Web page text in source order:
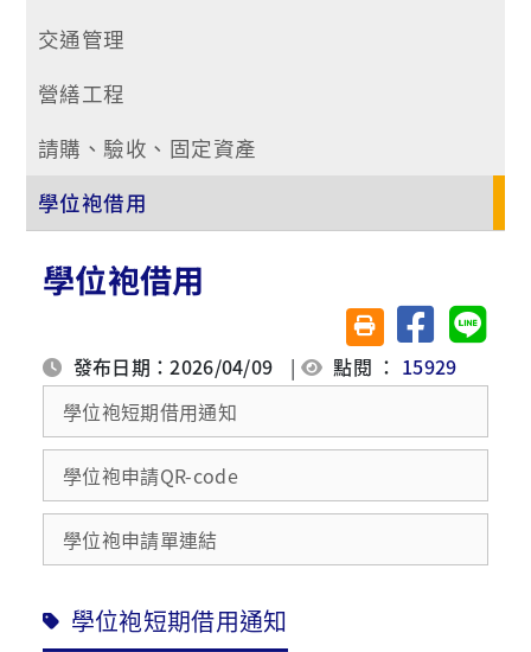
交通管理
營繕工程
請購、驗收、固定資產
學位袍借用
學位袍借用
友善列印(另開視窗)
分享至臉書分享
發布日期：2026/04/09 | 點閱 ： 15929
學位袍短期借用通知
學位袍申請QR-code
學位袍申請單連結
學位袍短期借用通知